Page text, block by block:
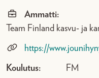
Ammatti:
Team Finland kasvu- ja
https://
Koulutus: FM